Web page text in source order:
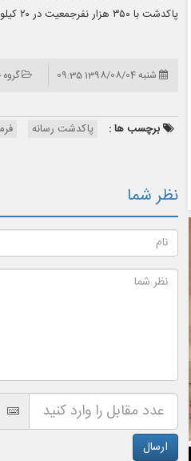
پاکدشت با ۳۵۰ هزار نفرجمعیت در ۲۰ کیلومتری جنوب شرق تهران و در مسیر محور امام رضا(ع) واقع شده است.
شنبه 1398/08/04 09:35
برچسب ها : پاکدشت رسانه
نظر شما